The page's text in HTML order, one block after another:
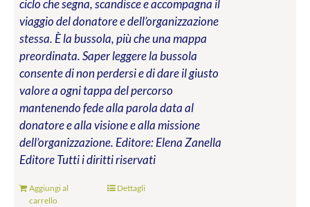
ciclo che segna, scandisce e accompagna il
viaggio del donatore e dell’organizzazione
stessa. È la bussola, più che una mappa
preordinata. Saper leggere la bussola
consente di non perdersi e di dare il giusto
valore a ogni tappa del percorso
mantenendo fede alla parola data al
donatore e alla visione e alla missione
dell’organizzazione. Editore: Elena Zanella
EditoreTutti i diritti riservati
Aggiungi al
carrello
Dettagli